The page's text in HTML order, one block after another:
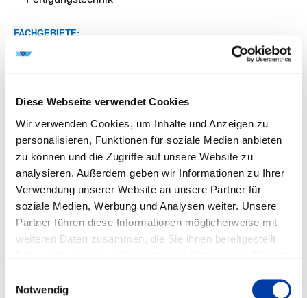
Diese Webseite verwendet Cookies
Wir verwenden Cookies, um Inhalte und Anzeigen zu
personalisieren, Funktionen für soziale Medien anbieten
zu können und die Zugriffe auf unsere Website zu
analysieren. Außerdem geben wir Informationen zu Ihrer
Verwendung unserer Website an unsere Partner für
soziale Medien, Werbung und Analysen weiter. Unsere
Partner führen diese Informationen möglicherweise mit
weiteren Daten zusammen, die Sie ihnen bereitgestellt
Notwendig
FACHGEBIETE:
MB Fertigungstechnik, auch: Umformtechnik,
Mikrosystemtechnik, auch: Automatisierungstechnik
WIRTSCHAFTSZWEIGE:
28 Maschinenbau, 27 Herstellung von elektrischen
Ausrüstungen
24 Metallerzeugung und -bearbeitung, 63
Informationstechnologie